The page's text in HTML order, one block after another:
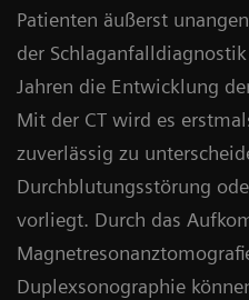
Patienten äußerst
der
Jahren die Entwicklung
Mit der CT wird es
zuverlässig zu
Durchblutungsstörung
vorliegt. Durch das
Duplexsonographie